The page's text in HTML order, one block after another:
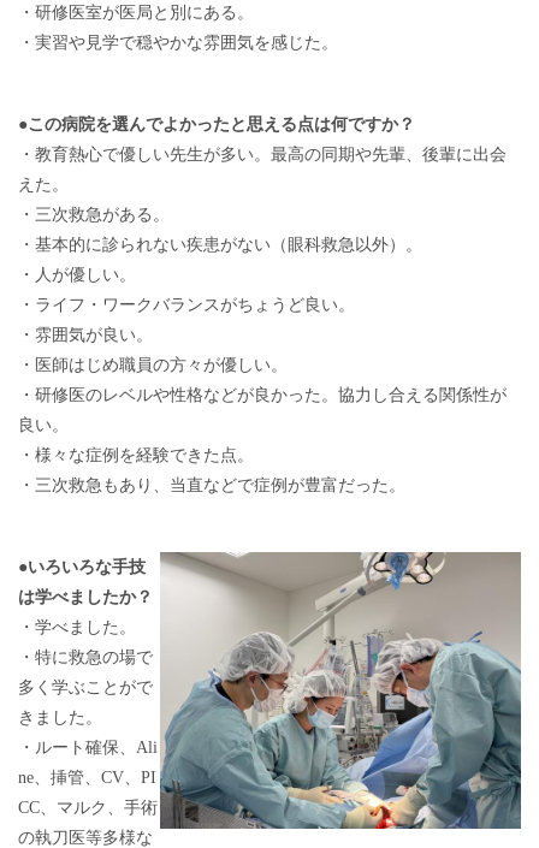
・研修医室が医局と別にある。
・実習や見学で穏やかな雰囲気を感じた。
●この病院を選んでよかったと思える点は何ですか？
・教育熱心で優しい先生が多い。最高の同期や先輩、後輩に出会
えた。
・三次救急がある。
・基本的に診られない疾患がない（眼科救急以外）。
・人が優しい。
・ライフ・ワークバランスがちょうど良い。
・雰囲気が良い。
・医師はじめ職員の方々が優しい。
・研修医のレベルや性格などが良かった。協力し合える関係性が
良い。
・様々な症例を経験できた点。
・三次救急もあり、当直などで症例が豊富だった。
●いろいろな手技
は学べましたか？
・学べました。
・特に救急の場で
多く学ぶことがで
きました。
・ルート確保、Ali
ne、挿管、CV、PI
CC、マルク、手術
の執刀医等多様な